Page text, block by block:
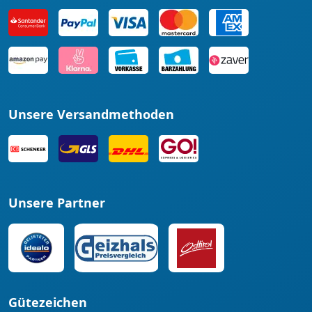
Unsere Versandmethoden
Unsere Partner
Gütezeichen